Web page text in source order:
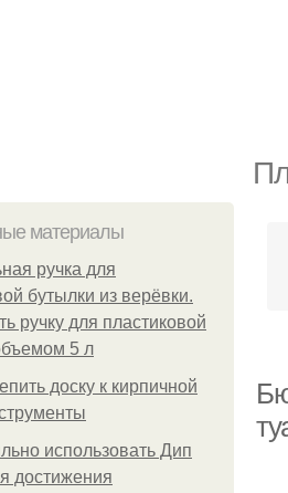
материалы
ручка для
бутылки из верёвки.
ручку для пластиковой
5 л
доску к кирпичной
использовать Дип
достижения